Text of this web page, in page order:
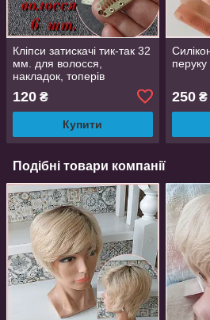
Кліпси затискачі тик-так 32
мм. для волосся,
накладок, топерів
120 ₴
Купити
250₴
Подібні товари компанії